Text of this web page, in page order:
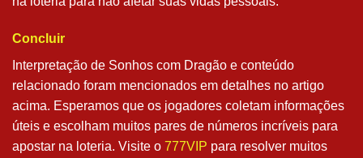
Concluir
Interpretação de Sonhos com Dragão e conteúdo
relacionado foram mencionados em detalhes no artigo
acima. Esperamos que os jogadores coletam informações
úteis e escolham muitos pares de números incríveis para
apostar na loteria. Visite o 777VIP para resolver muitos